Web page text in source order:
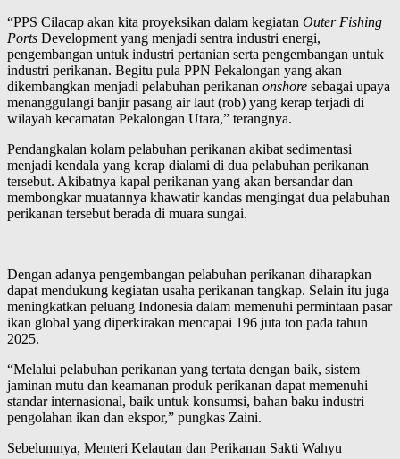
“PPS Cilacap akan kita proyeksikan dalam kegiatan Outer Fishing
Ports Development yang menjadi sentra industri energi,
pengembangan untuk industri pertanian serta pengembangan untuk
industri perikanan. Begitu pula PPN Pekalongan yang akan
dikembangkan menjadi pelabuhan perikanan onshore sebagai upaya
menanggulangi banjir pasang air laut (rob) yang kerap terjadi di
wilayah kecamatan Pekalongan Utara,” terangnya.
Pendangkalan kolam pelabuhan perikanan akibat sedimentasi
menjadi kendala yang kerap dialami di dua pelabuhan perikanan
tersebut. Akibatnya kapal perikanan yang akan bersandar dan
membongkar muatannya khawatir kandas mengingat dua pelabuhan
perikanan tersebut berada di muara sungai.
Dengan adanya pengembangan pelabuhan perikanan diharapkan
dapat mendukung kegiatan usaha perikanan tangkap. Selain itu juga
meningkatkan peluang Indonesia dalam memenuhi permintaan pasar
ikan global yang diperkirakan mencapai 196 juta ton pada tahun
2025.
“Melalui pelabuhan perikanan yang tertata dengan baik, sistem
jaminan mutu dan keamanan produk perikanan dapat memenuhi
standar internasional, baik untuk konsumsi, bahan baku industri
pengolahan ikan dan ekspor,” pungkas Zaini.
Sebelumnya, Menteri Kelautan dan Perikanan Sakti Wahyu